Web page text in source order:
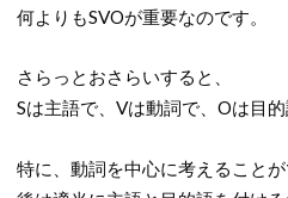
何よりもSVOが重要なのです。
さらっとおさらいすると、
Sは主語で、Vは動詞で、Oは目的
特に、動詞を中心に考えることが